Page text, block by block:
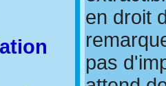
en droit
pas